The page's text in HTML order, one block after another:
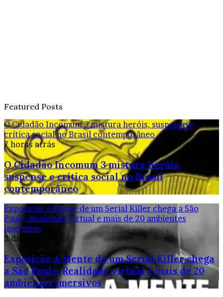
Featured Posts
O Cidadão Incomum 3 mistura heróis, suspense e
crítica social no Brasil contemporâneo
7 horas atrás
O Cidadão Incomum 3 mistura heróis,
suspense e crítica social no Brasil
contemporâneo
Exposição A Mente de um Serial Killer chega a São
Paulo: Realidade virtual e mais de 20 ambientes
imersivos
2 dias atrás
Exposição A Mente de um Serial Killer chega
a São Paulo: Realidade virtual e mais de 20
ambientes imersivos